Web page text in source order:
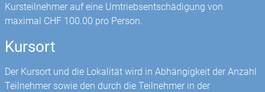
Kursteilnehmer auf eine Umtriebsentschädigung von
maximal CHF 100.00 pro Person.
Kursort
Der Kursort und die Lokalität wird in Abhängigkeit der Anzahl
Teilnehmer sowie den durch die Teilnehmer in der